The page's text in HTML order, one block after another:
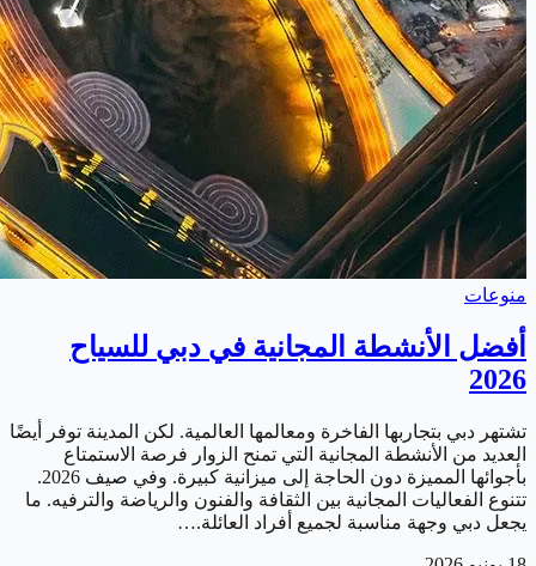
منوعات
أفضل الأنشطة المجانية في دبي للسياح
2026
تشتهر دبي بتجاربها الفاخرة ومعالمها العالمية. لكن المدينة توفر أيضًا
العديد من الأنشطة المجانية التي تمنح الزوار فرصة الاستمتاع
بأجوائها المميزة دون الحاجة إلى ميزانية كبيرة. وفي صيف 2026.
تتنوع الفعاليات المجانية بين الثقافة والفنون والرياضة والترفيه. ما
يجعل دبي وجهة مناسبة لجميع أفراد العائلة.…